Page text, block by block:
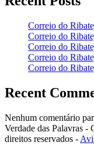
Correio do
Correio do
Correio do
Correio do
Correio do
Recent
Nenhum comentário
Verdade das Palavras -
direitos reservados -